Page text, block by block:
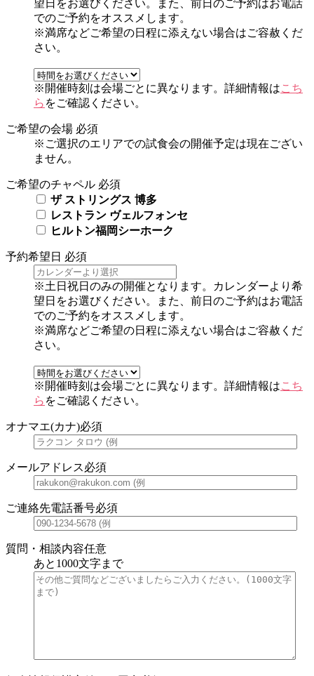
望日をお選びください。また、前日のご予約はお電話
でのご予約をオススメします。
※満席などご希望の日程に添えない場合はご容赦くだ
さい。
※開催時刻は会場ごとに異なります。詳細情報はこち
ら をご確認ください。
ご希望の会場 必須
※ご選択のエリアでの試食会の開催予定は現在ござい
ません。
ご希望のチャペル 必須
ザ ストリングス 博多
レストラン ヴェルフォンセ
ヒルトン福岡シーホーク
予約希望日 必須
※土日祝日のみの開催となります。カレンダーより希
望日をお選びください。また、前日のご予約はお電話
でのご予約をオススメします。
※満席などご希望の日程に添えない場合はご容赦くだ
さい。
※開催時刻は会場ごとに異なります。詳細情報はこち
ら をご確認ください。
オナマエ(カナ)必須
メールアドレス必須
ご連絡先電話番号必須
質問・相談内容任意
あと 1000文字まで